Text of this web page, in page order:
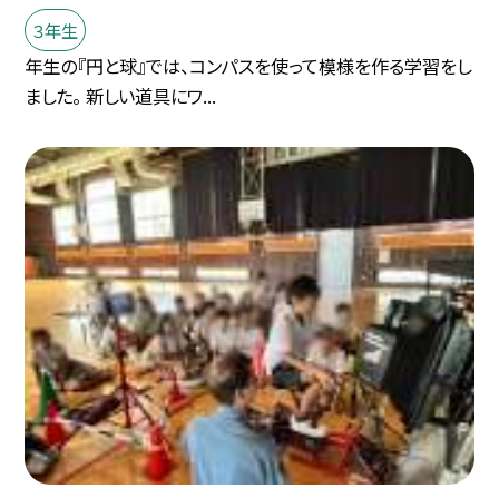
３年生
年生の『円と球』では、コンパスを使って模様を作る学習をし
ました。 新しい道具にワ...